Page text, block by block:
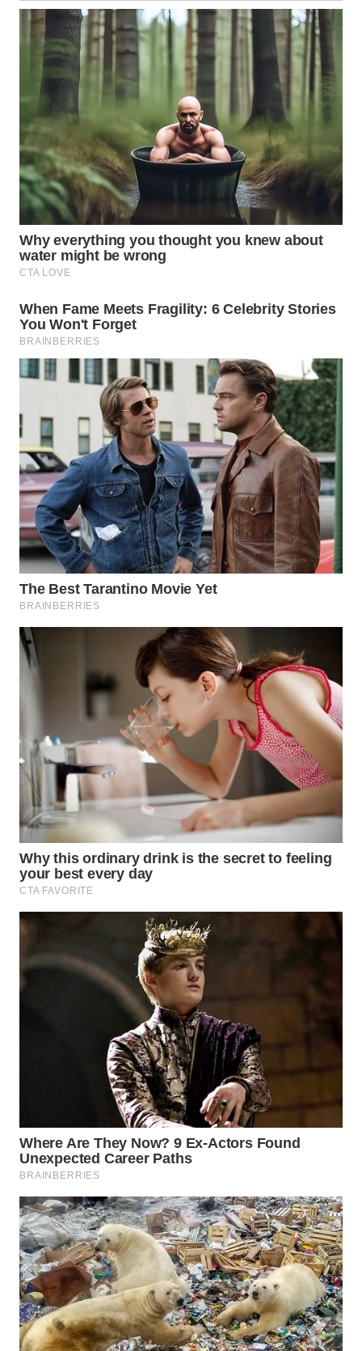
KALTARA
WN
KALSEL
WN
KALTIM
WN
SULSEL
WN
GORONTALO
WN
SULUT
WN
WN
MALUT
WN
DAIRI
WN
DANAU
TOBA
NIAS
TAPANULI
SELATAN
WN
TANJUNG
LESUNG
KARO
WN
SIMALUNGUN
WN DELI
SERDANG
WN
TEBING
TINGGI
WN
PAKPAK